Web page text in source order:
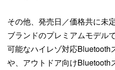
その他、発売日／価格共に未
ブランドのプレミアムモデル
可能なハイレゾ対応Bluetooth
や、アウトドア向けBluetooth